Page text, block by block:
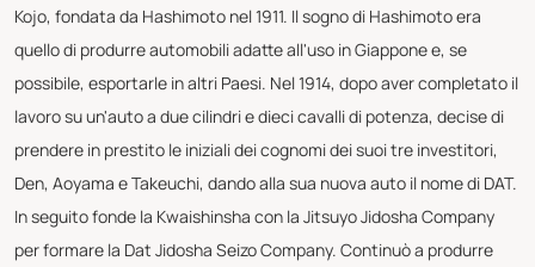
Kojo, fondata da Hashimoto nel 1911. Il sogno di Hashimoto era
quello di produrre automobili adatte all'uso in Giappone e, se
possibile, esportarle in altri Paesi. Nel 1914, dopo aver completato il
lavoro su un'auto a due cilindri e dieci cavalli di potenza, decise di
prendere in prestito le iniziali dei cognomi dei suoi tre investitori,
Den, Aoyama e Takeuchi, dando alla sua nuova auto il nome di DAT.
In seguito fonde la Kwaishinsha con la Jitsuyo Jidosha Company
per formare la Dat Jidosha Seizo Company. Continuò a produrre